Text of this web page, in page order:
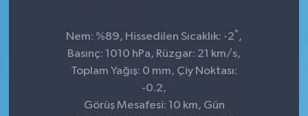
Nem: %89, Hissedilen Sıcaklık: -2° ,
Basınç: 1010 hPa, Rüzgar: 21 km/s,
Toplam Yağış: 0 mm, Çiy Noktası:
-0.2,
Görüş Mesafesi: 10 km, Gün